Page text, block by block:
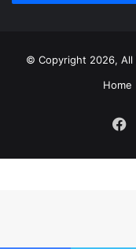
© Copyright 2026, All
Home